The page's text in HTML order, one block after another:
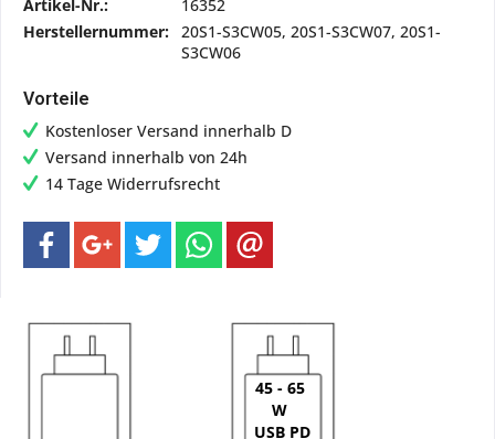
Artikel-Nr.:
16352
Herstellernummer:
20S1-S3CW05, 20S1-S3CW07, 20S1-
S3CW06
Vorteile
Kostenloser Versand innerhalb D
Versand innerhalb von 24h
14 Tage Widerrufsrecht
45 - 65
W
USB PD